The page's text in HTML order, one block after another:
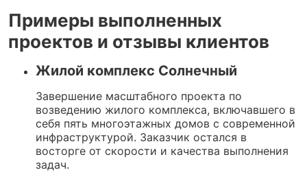
Примеры выполненных
проектов и отзывы клиентов
Жилой комплекс Солнечный
Завершение масштабного проекта по
возведению жилого комплекса, включавшего в
себя пять многоэтажных домов с современной
инфраструктурой. Заказчик остался в
восторге от скорости и качества выполнения
задач.